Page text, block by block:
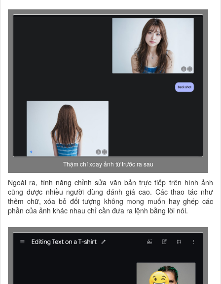
Thậm chí xoay ảnh từ trước ra sau
Ngoài ra, tính năng chỉnh sửa văn bản trực tiếp trên hình ảnh
cũng được nhiều người dùng đánh giá cao. Các thao tác như
thêm chữ, xóa bỏ đối tượng không mong muốn hay ghép các
phần của ảnh khác nhau chỉ cần đưa ra lệnh bằng lời nói.